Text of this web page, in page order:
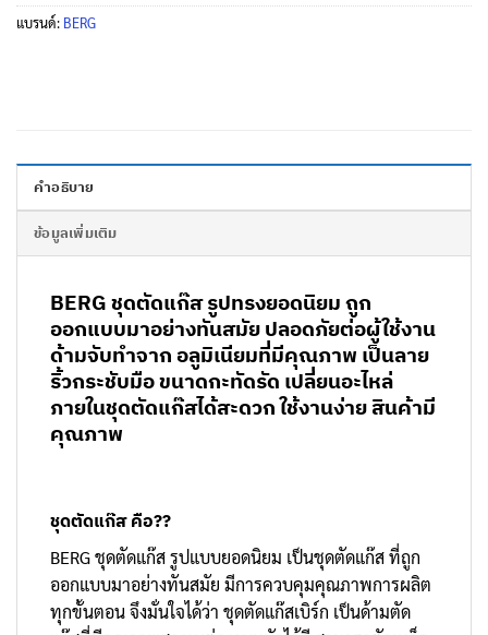
แบรนด์: BERG
คำอธิบาย
ข้อมูลเพิ่มเติม
BERG ชุดตัดแก๊ส รูปทรงยอดนิยม ถูก
ออกแบบมาอย่างทันสมัย ปลอดภัยต่อผู้ใช้งาน
ด้ามจับทำจาก อลูมิเนียมที่มีคุณภาพ เป็นลาย
ริ้วกระชับมือ ขนาดกะทัดรัด เปลี่ยนอะไหล่
ภายในชุดตัดแก๊สได้สะดวก ใช้งานง่าย สินค้ามี
คุณภาพ
ชุดตัดแก๊สคือ??
BERG ชุดตัดแก๊ส รูปแบบยอดนิยม เป็นชุดตัดแก๊ส ที่ถูก
ออกแบบมาอย่างทันสมัย มีการควบคุมคุณภาพการผลิต
ทุกขั้นตอน จึงมั่นใจได้ว่า ชุดตัดแก๊สเบิร์ก เป็นด้ามตัด